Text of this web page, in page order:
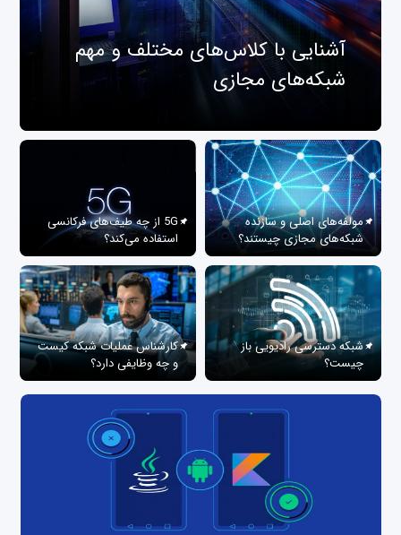
آشنایی با کلاس‌های مختلف و مهم
شبکه‌های مجازی
مولفه‌های اصلی و سازنده
شبکه‌های مجازی چیستند؟
5G از چه طیف‌های فرکانسی
استفاده می‌کند؟
شبکه دسترسی رادیویی باز
چیست؟
کارشناس عملیات شبکه کیست
و چه وظایفی دارد؟